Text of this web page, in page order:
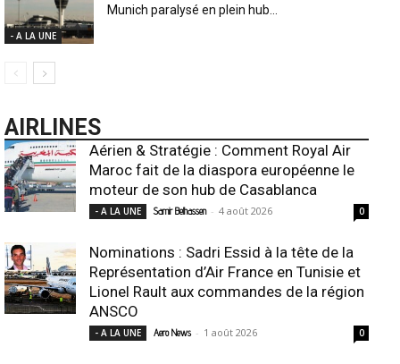
- A LA UNE
Munich paralysé en plein hub...
AIRLINES
Aérien & Stratégie : Comment Royal Air
Maroc fait de la diaspora européenne le
moteur de son hub de Casablanca
- A LA UNE Samir Belhassen - 4 août 2026 0
Nominations : Sadri Essid à la tête de la
Représentation d’Air France en Tunisie et
Lionel Rault aux commandes de la région
ANSCO
- A LA UNE Aero News - 1 août 2026 0